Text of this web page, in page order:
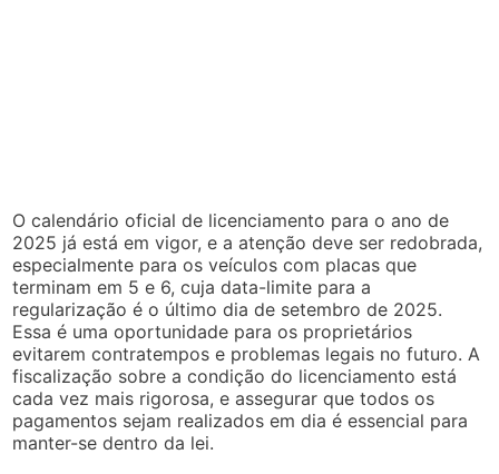
O calendário oficial de licenciamento para o ano de
2025 já está em vigor, e a atenção deve ser redobrada,
especialmente para os veículos com placas que
terminam em 5 e 6, cuja data-limite para a
regularização é o último dia de setembro de 2025.
Essa é uma oportunidade para os proprietários
evitarem contratempos e problemas legais no futuro. A
fiscalização sobre a condição do licenciamento está
cada vez mais rigorosa, e assegurar que todos os
pagamentos sejam realizados em dia é essencial para
manter-se dentro da lei.